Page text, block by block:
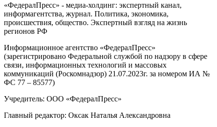
«ФедералПресс» - медиа-холдинг: экспертный канал,
информагентства, журнал. Политика, экономика,
происшествия, общество. Экспертный взгляд на жизнь
регионов РФ
Информационное агентство «ФедералПресс»
(зарегистрировано Федеральной службой по надзору в сфере
связи, информационных технологий и массовых
коммуникаций (Роскомнадзор) 21.07.2023г. за номером ИА №
ФС 77 – 85577)
Учредитель: ООО «ФедералПресс»
Главный редактор: Оксак Наталья Александровна